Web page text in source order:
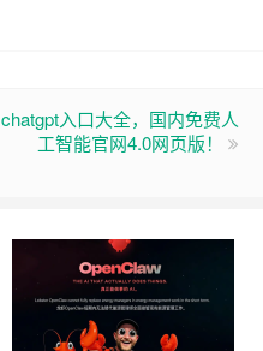
chatgpt入口大全，国内免费人
工智能官网4.0网页版！